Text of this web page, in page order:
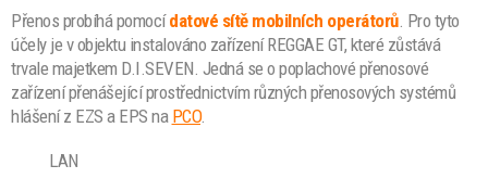
Přenos probíhá pomocí datové sítě mobilních operátorů. Pro tyto
účely je v objektu instalováno zařízení REGGAE GT, které zůstává
trvale majetkem D.I.SEVEN. Jedná se o poplachové přenosové
zařízení přenášející prostřednictvím různých přenosových systémů
hlášení z EZS a EPS na PCO.
LAN